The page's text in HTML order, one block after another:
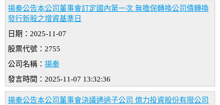
揚秦公告本公司董事會訂定國內第一次 無擔保轉換公司債轉換
發行新股之增資基準日
日期：2025-11-07
股票代號：2755
公司名稱： 揚秦
發言時間：2025-11-07 13:32:36
揚秦公告本公司董事會決議通過子公司 億力投資股份有限公司